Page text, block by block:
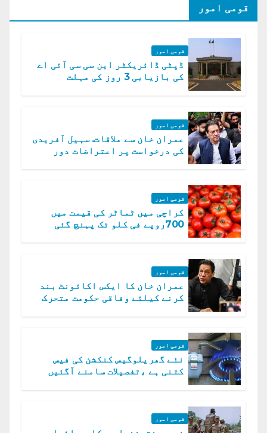
قومی امور
قومی امور
ڈپٹی ڈائریکٹر این سی سی آئی اے
کی بازیابی 3 روز کی مہلت
قومی امور
عمران خان سے ملاقات. سہیل آفریدی
کی درخواست پر اعتراضات دور
قومی امور
کراچی میں ٹماٹر کی قیمت میں
700روپے فی کلو تک پہنچ گئی
قومی امور
عمران خان کا ایکس اکائونٹ بند
کرنے کیلئے وفاقی حکومت متحرک
قومی امور
نئے گھریلوگیس کنکشن کی فیس
کتنی ہے ،تفصیلات سامنے آگئیں
قومی امور